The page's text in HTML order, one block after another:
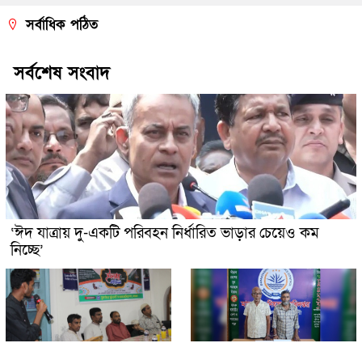
সর্বাধিক পঠিত
সর্বশেষ সংবাদ
‘ঈদ যাত্রায় দু-একটি পরিবহন নির্ধারিত ভাড়ার চেয়েও কম
নিচ্ছে’